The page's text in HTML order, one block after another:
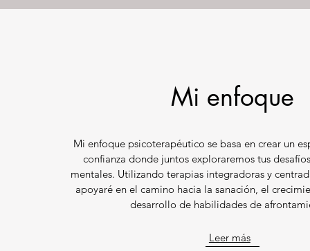
Mi enfoque
Mi enfoque psicoterapéutico se basa en crear un
confianza donde juntos exploraremos tus
mentales. Utilizando terapias integradoras y
apoyaré en el camino hacia la sanación, el
desarrollo de habilidades de
Leer más